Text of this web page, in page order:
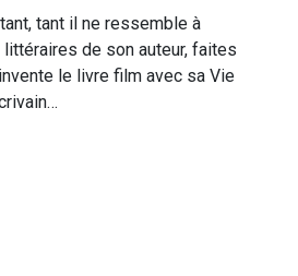
tant il ne ressemble à
de son auteur, faites
le livre film avec sa Vie